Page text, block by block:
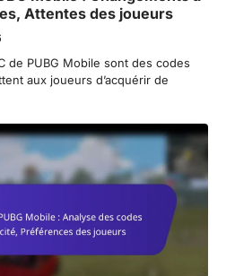
Attentes des joueurs
de PUBG Mobile sont des codes
aux joueurs d’acquérir de